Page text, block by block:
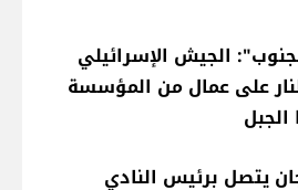
الجيش الإسرائيلي
على عمال من المؤسسة
يتصل برئيس النادي